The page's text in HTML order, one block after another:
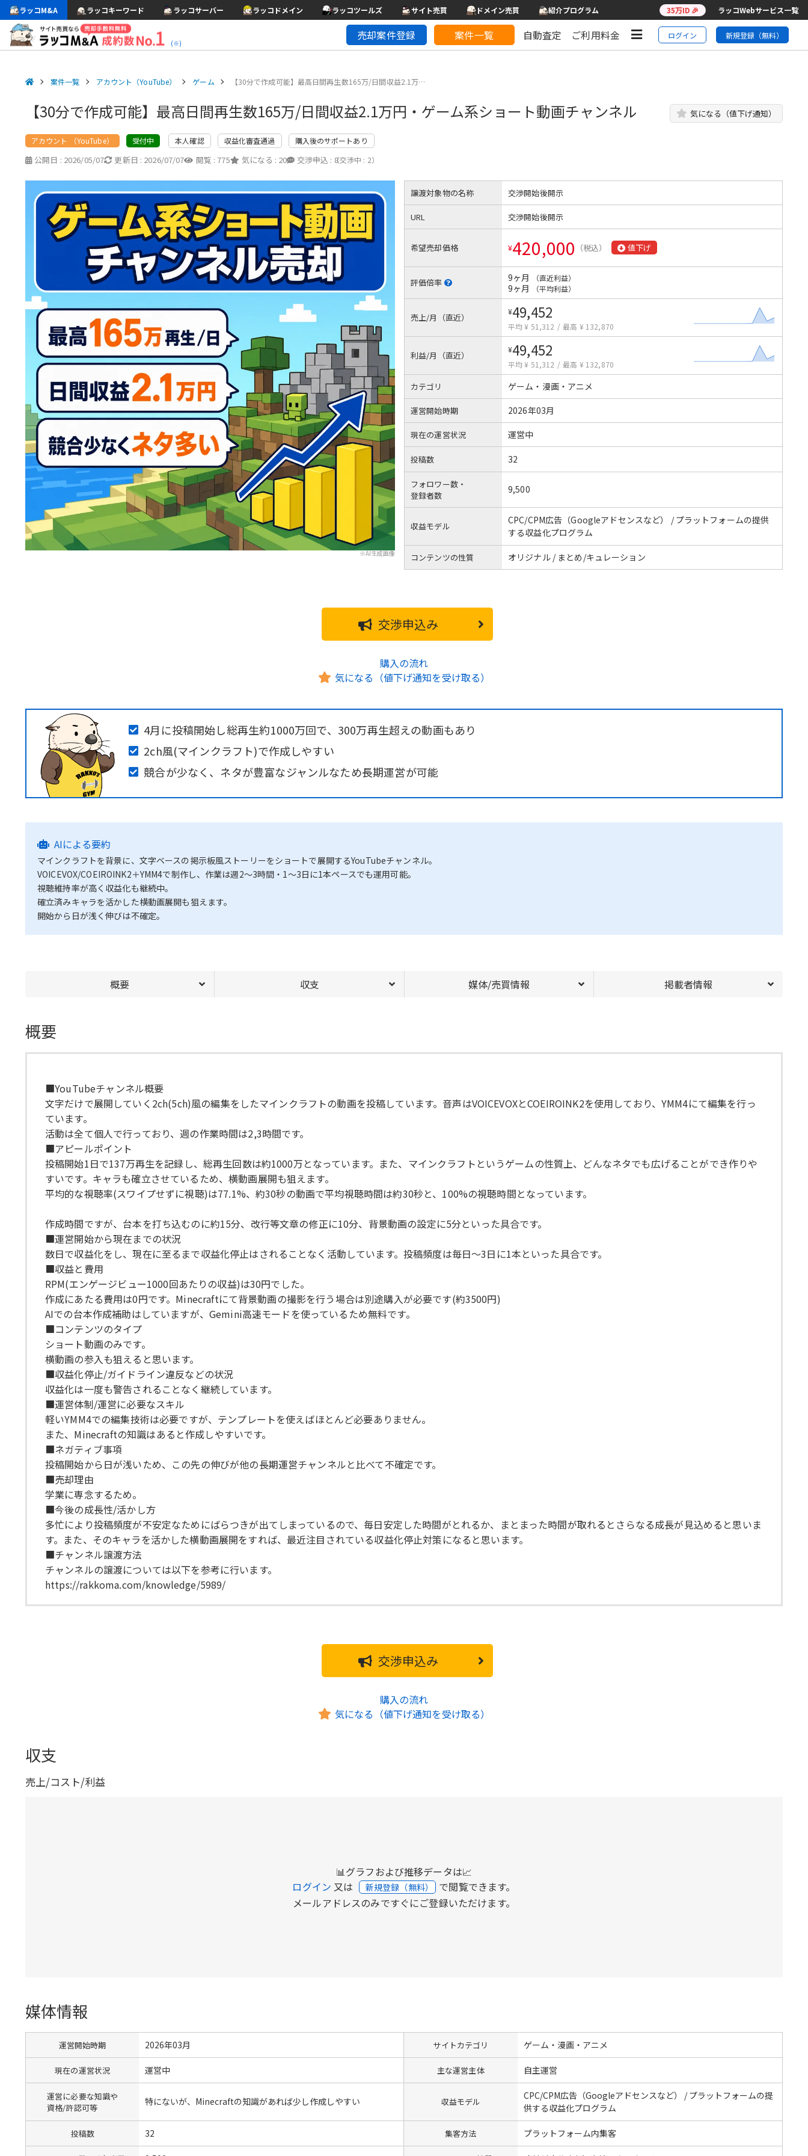
ラッコM&A ラッコキーワード ラッコサーバー ラッコドメイン ラッコツールズ サイト売買 ドメイン売買 紹介プログラム 35万ID 🎉 ラッコWebサービス一覧
(※)
売却案件登録 案件一覧 自動査定 ご利用料金 ログイン 新規登録（無料）
案件一覧 アカウント（YouTube） ゲーム 【30分で作成可能】最高日間再生数165万/日間収益2.1万…
【30分で作成可能】最高日間再生数165万/日間収益2.1万円・ゲーム系ショート動画チャンネル 気になる（値下げ通知）
アカウント （YouTube） 受付中 本人確認 収益化審査通過 購入後のサポートあり
公開日 : 2026/05/07 更新日 : 2026/07/07 閲覧 : 775 気になる : 20 交渉申込 : 8
（交渉中 : 2）
※AI生成画像
譲渡対象物の名称 交渉開始後開示
URL 交渉開始後開示
希望売却価格 ¥420,000 （税込） 値下げ
評価倍率 9ヶ月 （直近利益）
9ヶ月 （平均利益）
売上/月（直近）
¥49,452
平均 ¥ 51,312 / 最高 ¥ 132,870
利益/月（直近）
¥49,452
平均 ¥ 51,312 / 最高 ¥ 132,870
カテゴリ ゲーム・漫画・アニメ
運営開始時期 2026年03月
現在の運営状況 運営中
投稿数 32
フォロワー数・
登録者数
9,500
収益モデル
CPC/CPM広告（Googleアドセンスなど） / プラットフォームの提供
する収益化プログラム
コンテンツの性質 オリジナル / まとめ/キュレーション
交渉申込み
購入の流れ
気になる（値下げ通知を受け取る）
4月に投稿開始し総再生約1000万回で、300万再生超えの動画もあり
2ch風(マインクラフト)で作成しやすい
競合が少なく、ネタが豊富なジャンルなため長期運営が可能
AIによる要約
マインクラフトを背景に、文字ベースの掲示板風ストーリーをショートで展開するYouTubeチャンネル。
VOICEVOX/COEIROINK2＋YMM4で制作し、作業は週2〜3時間・1〜3日に1本ペースでも運用可能。
視聴維持率が高く収益化も継続中。
確立済みキャラを活かした横動画展開も狙えます。
開始から日が浅く伸びは不確定。
概要 収支 媒体/売買情報 掲載者情報
概要
■YouTubeチャンネル概要
文字だけで展開していく2ch(5ch)風の編集をしたマインクラフトの動画を投稿しています。音声はVOICEVOXとCOEIROINK2を使用しており、YMM4にて編集を行っ
ています。
活動は全て個人で行っており、週の作業時間は2,3時間です。
■アピールポイント
投稿開始1日で137万再生を記録し、総再生回数は約1000万となっています。また、マインクラフトというゲームの性質上、どんなネタでも広げることができ作りや
すいです。キャラも確立させているため、横動画展開も狙えます。
平均的な視聴率(スワイプせずに視聴)は77.1%、約30秒の動画で平均視聴時間は約30秒と、100%の視聴時間となっています。
作成時間ですが、台本を打ち込むのに約15分、改行等文章の修正に10分、背景動画の設定に5分といった具合です。
■運営開始から現在までの状況
数日で収益化をし、現在に至るまで収益化停止はされることなく活動しています。投稿頻度は毎日〜3日に1本といった具合です。
■収益と費用
RPM(エンゲージビュー1000回あたりの収益)は30円でした。
作成にあたる費用は0円です。Minecraftにて背景動画の撮影を行う場合は別途購入が必要です(約3500円)
AIでの台本作成補助はしていますが、Gemini高速モードを使っているため無料です。
■コンテンツのタイプ
ショート動画のみです。
横動画の参入も狙えると思います。
■収益化停止/ガイドライン違反などの状況
収益化は一度も警告されることなく継続しています。
■運営体制/運営に必要なスキル
軽いYMM4での編集技術は必要ですが、テンプレートを使えばほとんど必要ありません。
また、Minecraftの知識はあると作成しやすいです。
■ネガティブ事項
投稿開始から日が浅いため、この先の伸びが他の長期運営チャンネルと比べて不確定です。
■売却理由
学業に専念するため。
■今後の成長性/活かし方
多忙により投稿頻度が不安定なためにばらつきが出てしまっているので、毎日安定した時間がとれるか、まとまった時間が取れるとさらなる成長が見込めると思いま
す。また、そのキャラを活かした横動画展開をすれば、最近注目されている収益化停止対策になると思います。
■チャンネル譲渡方法
チャンネルの譲渡については以下を参考に行います。
https://rakkoma.com/knowledge/5989/
交渉申込み
購入の流れ
気になる（値下げ通知を受け取る）
収支
売上/コスト/利益
📊グラフおよび推移データは📈
ログイン 又は 新規登録（無料） で閲覧できます。
メールアドレスのみですぐにご登録いただけます。
媒体情報
運営開始時期 2026年03月 サイトカテゴリ ゲーム・漫画・アニメ
現在の運営状況 運営中 主な運営主体 自主運営
運営に必要な知識や
資格/許認可等
特にないが、Minecraftの知識があれば少し作成しやすい 収益モデル
CPC/CPM広告（Googleアドセンスなど） / プラットフォームの提
供する収益化プログラム
投稿数 32 集客方法 プラットフォーム内集客